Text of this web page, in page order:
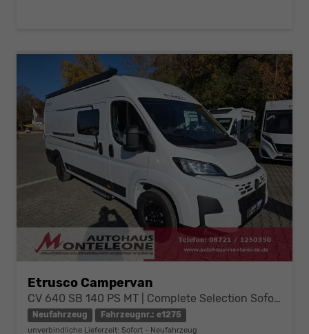
Etrusco Campervan
CV 640 SB 140 PS MT | Complete Selection Sofort verfügbar
Neufahrzeug Fahrzeugnr.: e1275
unverbindliche Lieferzeit: Sofort Neufahrzeug